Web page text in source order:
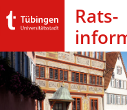
Rats­